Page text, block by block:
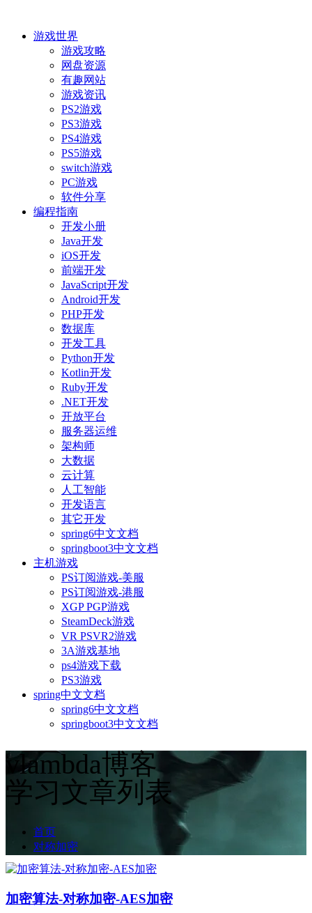
游戏世界
游戏攻略
网盘资源
有趣网站
游戏资讯
PS2游戏
PS3游戏
PS4游戏
PS5游戏
switch游戏
PC游戏
软件分享
编程指南
开发小册
Java开发
iOS开发
前端开发
JavaScript开发
Android开发
PHP开发
数据库
开发工具
Python开发
Kotlin开发
Ruby开发
.NET开发
开放平台
服务器运维
架构师
大数据
云计算
人工智能
开发语言
其它开发
spring6中文文档
springboot3中文文档
主机游戏
PS订阅游戏-美服
PS订阅游戏-港服
XGP PGP游戏
SteamDeck游戏
VR PSVR2游戏
3A游戏基地
ps4游戏下载
PS3游戏
spring中文文档
spring6中文文档
springboot3中文文档
vlambda博客
学习文章列表
首页
对称加密
加密算法-对称加密-AES加密